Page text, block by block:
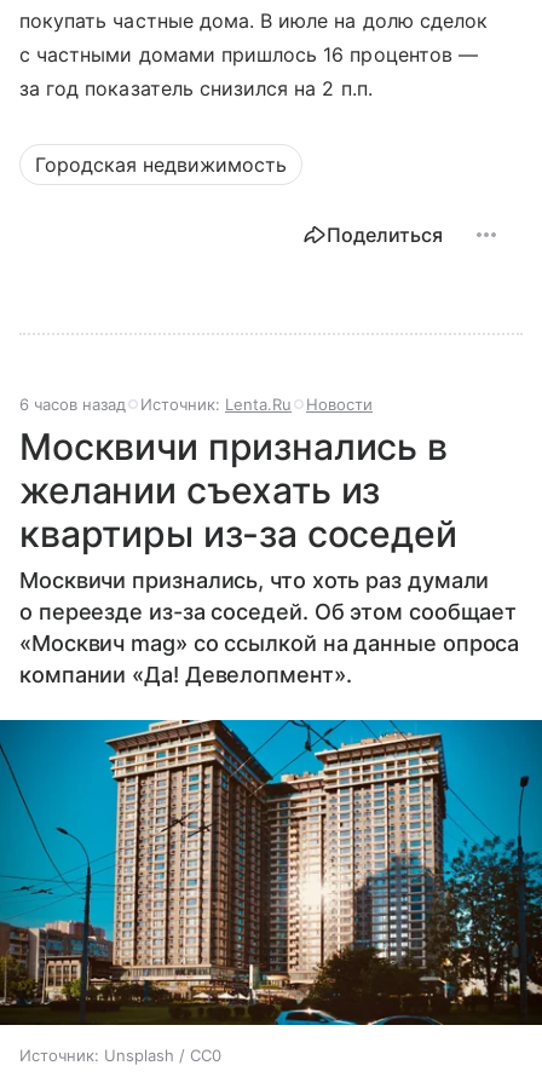
покупать частные дома. В июле на долю сделок
с частными домами пришлось 16 процентов —
за год показатель снизился на 2 п.п.
Городская недвижимость
Поделиться
6 часов назад Источник: Lenta.Ru Новости
Москвичи признались в
желании съехать из
квартиры из-за соседей
Москвичи признались, что хоть раз думали
о переезде из-за соседей. Об этом сообщает
«Москвич mag» со ссылкой на данные опроса
компании «Да! Девелопмент».
Источник: Unsplash / CC0